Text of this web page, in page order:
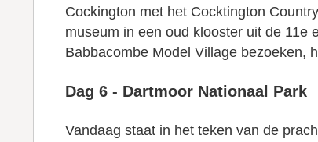
Cockington met het Cocktington
museum in een oud klooster uit de 11e
Babbacombe Model Village bezoeken,
Dag 6 - Dartmoor Nationaal Park
Vandaag staat in het teken van de